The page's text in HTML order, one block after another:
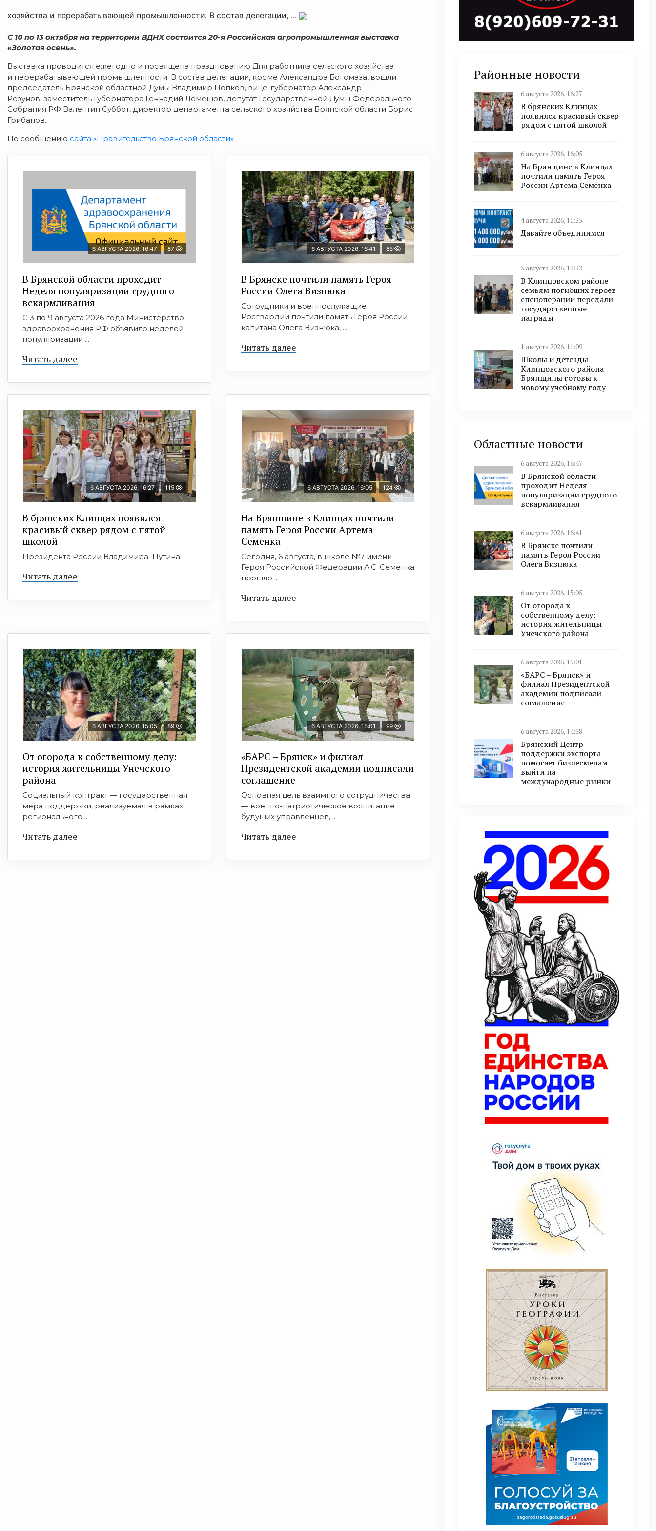
хозяйства и перерабатывающей промышленности. В состав делегации, ...
С 10 по 13 октября на территории ВДНХ состоится 20-я Российская агропромышленная выставка
«Золотая осень».
Выставка проводится ежегодно и посвящена празднованию Дня работника сельского хозяйства
и перерабатывающей промышленности. В состав делегации, кроме Александра Богомаза, вошли
председатель Брянской областной Думы Владимир Попков, вице-губернатор Александр
Резунов, заместитель Губернатора Геннадий Лемешов, депутат Государственной Думы Федерального
Собрания РФ Валентин Суббот, директор департамента сельского хозяйства Брянской области Борис
Грибанов.
По сообщению сайта «Правительство Брянской области»
6 АВГУСТА 2026, 16:47 87
В Брянской области проходит
Неделя популяризации грудного
вскармливания
С 3 по 9 августа 2026 года Министерство
здравоохранения РФ объявило неделей
популяризации ...
Читать далее
6 АВГУСТА 2026, 16:41 85
В Брянске почтили память Героя
России Олега Визнюка
Сотрудники и военнослужащие
Росгвардии почтили память Героя России
капитана Олега Визнюка, ...
Читать далее
6 АВГУСТА 2026, 16:27 115
В брянских Клинцах появился
красивый сквер рядом с пятой
школой
Президента России Владимира Путина.
Читать далее
6 АВГУСТА 2026, 16:05 124
На Брянщине в Клинцах почтили
память Героя России Артема
Семенка
Сегодня, 6 августа, в школе №7 имени
Героя Российской Федерации А.С. Семенка
прошло ...
Читать далее
6 АВГУСТА 2026, 15:05 89
От огорода к собственному делу:
история жительницы Унечского
района
Социальный контракт — государственная
мера поддержки, реализуемая в рамках
регионального ...
Читать далее
6 АВГУСТА 2026, 15:01 99
«БАРС – Брянск» и филиал
Президентской академии подписали
соглашение
Основная цель взаимного сотрудничества
— военно-патриотическое воспитание
будущих управленцев, ...
Читать далее
Районные новости
6 августа 2026, 16:27
В брянских Клинцах
появился красивый сквер
рядом с пятой школой
6 августа 2026, 16:05
На Брянщине в Клинцах
почтили память Героя
России Артема Семенка
4 августа 2026, 11:35
Давайте объединимся
3 августа 2026, 14:32
В Клинцовском районе
семьям погибших героев
спецоперации передали
государственные
награды
1 августа 2026, 11:09
Школы и детсады
Клинцовского района
Брянщины готовы к
новому учебному году
Областные новости
6 августа 2026, 16:47
В Брянской области
проходит Неделя
популяризации грудного
вскармливания
6 августа 2026, 16:41
В Брянске почтили
память Героя России
Олега Визнюка
6 августа 2026, 15:05
От огорода к
собственному делу:
история жительницы
Унечского района
6 августа 2026, 15:01
«БАРС – Брянск» и
филиал Президентской
академии подписали
соглашение
6 августа 2026, 14:58
Брянский Центр
поддержки экспорта
помогает бизнесменам
выйти на
международные рынки